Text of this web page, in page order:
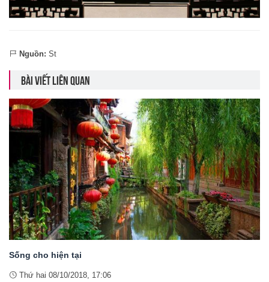
Nguồn: St
BÀI VIẾT LIÊN QUAN
Sống cho hiện tại
Thứ hai 08/10/2018, 17:06